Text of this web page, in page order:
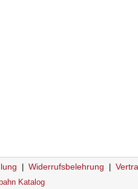
Widerrufsbelehrung
Katalog